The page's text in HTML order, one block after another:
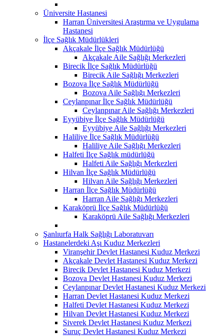
Üniversite Hastanesi
Harran Üniversitesi Araştırma ve Uygulama
Hastanesi
İlçe Sağlık Müdürlükleri
Akçakale İlçe Sağlık Müdürlüğü
Akçakale Aile Sağlığı Merkezleri
Birecik İlçe Sağlık Müdürlüğü
Birecik Aile Sağlığı Merkezleri
Bozova İlçe Sağlık Müdürlüğü
Bozova Aile Sağlığı Merkezleri
Ceylanpınar İlçe Sağlık Müdürlüğü
Ceylanpınar Aile Sağlığı Merkezleri
Eyyübiye İlçe Sağlık Müdürlüğü
Eyyübiye Aile Sağlığı Merkezleri
Haliliye İlçe Sağlık Müdürlüğü
Haliliye Aile Sağlığı Merkezleri
Halfeti İlçe Sağlık müdürlüğü
Halfeti Aile Sağlığı Merkezleri
Hilvan İlçe Sağlık Müdürlüğü
Hilvan Aile Sağlığı Merkezleri
Harran İlçe Sağlık Müdürlüğü
Harran Aile Sağlığı Merkezleri
Karaköprü İlçe Sağlık Müdürlüğü
Karaköprü Aile Sağlığı Merkezleri
Şanlıurfa Halk Sağlığı Laboratuvarı
Hastanelerdeki Aşı Kuduz Merkezleri
Viranşehir Devlet Hastanesi Kuduz Merkezi
Akçakale Devlet Hastanesi Kuduz Merkezi
Birecik Devlet Hastanesi Kuduz Merkezi
Bozova Devlet Hastanesi Kuduz Merkezi
Ceylanpınar Devlet Hastanesi Kuduz Merkezi
Harran Devlet Hastanesi Kuduz Merkezi
Halfeti Devlet Hastanesi Kuduz Merkezi
Hilvan Devlet Hastanesi Kuduz Merkezi
Siverek Devlet Hastanesi Kuduz Merkezi
Suruç Devlet Hastanesi Kuduz Merkezi